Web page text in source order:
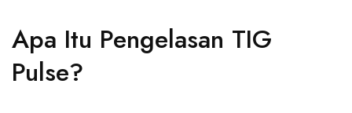
Apa Itu Pengelasan TIG
Pulse?